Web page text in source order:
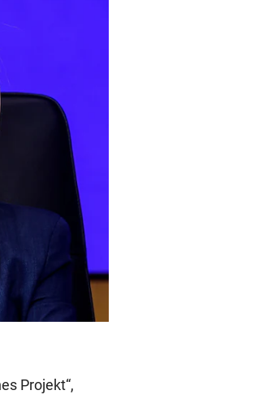
Projekt“,